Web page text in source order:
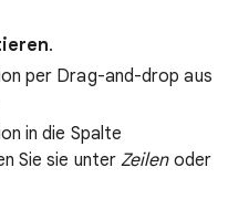
.
per Drag-and-drop aus
in die Spalte
Sie sie unterZeilenoder